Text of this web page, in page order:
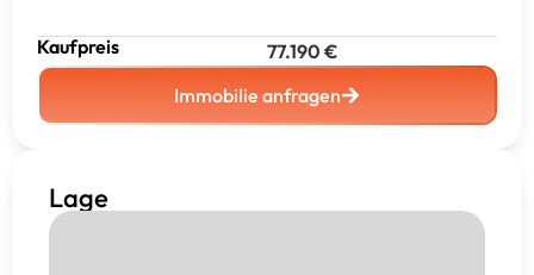
Kaufpreis 77.190 €
Immobilie anfragen
Lage